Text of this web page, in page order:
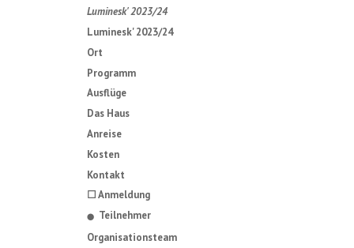
Luminesk' 2023/24
Luminesk' 2023/24
Ort
Programm
Ausflüge
Das Haus
Anreise
Kosten
Kontakt
☐ Anmeldung
⬤
Teilnehmer
Organisationsteam